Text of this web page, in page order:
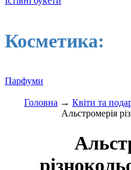
Косметика:
Парфуми
Головна → Квіти та
Альстромерія